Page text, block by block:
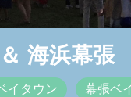
＆ 海浜幕張
イタウン 幕張ベ